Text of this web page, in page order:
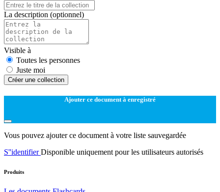
La description (optionnel)
Visible à
Toutes les personnes
Juste moi
Créer une collection
Ajouter ce document à enregistré
Vous pouvez ajouter ce document à votre liste sauvegardée
S''identifierDisponible uniquement pour les utilisateurs autorisés
Produits